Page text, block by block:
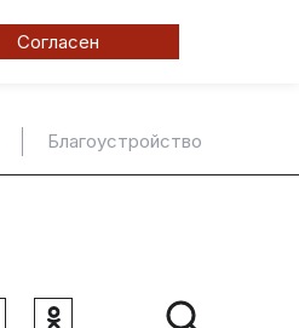
Согласен
Благоустройство